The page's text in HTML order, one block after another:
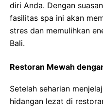
diri Anda. Dengan
fasilitas spa ini akan
stres dan memulihkan
Bali.
Restoran Mewah
Setelah seharian
hidangan lezat di